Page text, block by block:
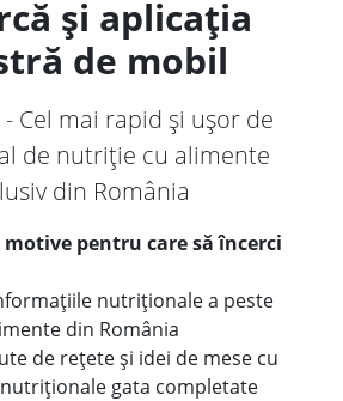
și aplicația
de mobil
- Cel mai rapid și ușor de
de nutriție cu alimente
din România
pentru care să încerci
nutriționale a peste
din România
de rețete și idei de mese cu
gata completate